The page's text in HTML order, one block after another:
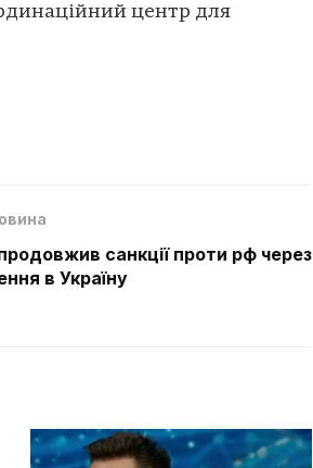
центр для
санкції проти рф через
в Україну